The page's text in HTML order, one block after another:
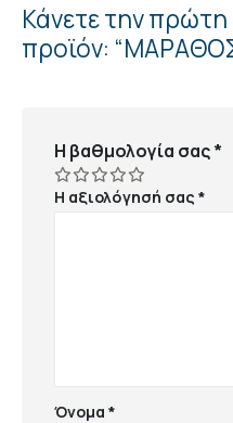
Κάνετε την πρώτη
προϊόν:
Η βαθμολογία σας*
Η αξιολόγησή σας*
Όνομα*